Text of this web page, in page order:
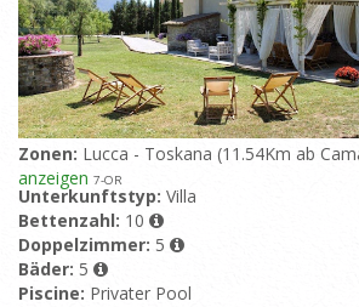
Zonen: Lucca - Toskana (11.54Km ab
anzeigen 7-OR
Unterkunftstyp: Villa
Bettenzahl: 10
Doppelzimmer: 5
Bäder: 5
Piscine: Privater Pool